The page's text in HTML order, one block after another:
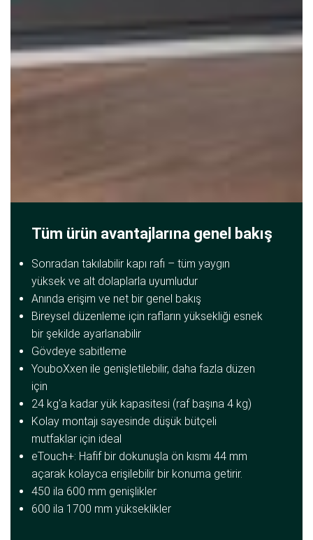
Tüm ürün avantajlarına genel bakış
Sonradan takılabilir kapı rafı – tüm yaygın
yüksek ve alt dolaplarla uyumludur
Anında erişim ve net bir genel bakış
Bireysel düzenleme için rafların yüksekliği esnek
bir şekilde ayarlanabilir
Gövdeye sabitleme
YouboXxen ile genişletilebilir, daha fazla düzen
için
24 kg'a kadar yük kapasitesi (raf başına 4 kg)
Kolay montajı sayesinde düşük bütçeli
mutfaklar için ideal
eTouch+: Hafif bir dokunuşla ön kısmı 44 mm
açarak kolayca erişilebilir bir konuma getirir.
450 ila 600 mm genişlikler
600 ila 1700 mm yükseklikler